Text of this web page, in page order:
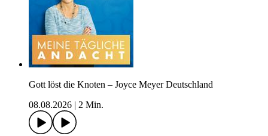
Gott löst die Knoten – Joyce Meyer Deutschland
08.08.2026
2 Min.